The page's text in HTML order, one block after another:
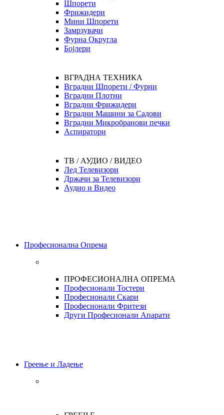
Шпорети
Фрижидери
Мини Шпорети
Замрзувачи
Фурна Округла
Бојлери
ВГРАДНА ТЕХНИКА
Вградни Шпорети / Фурни
Вградни Плотни
Вградни Фрижидери
Вградни Машини за Садови
Вградни Микробранови печки
Аспиратори
ТВ / АУДИО / ВИДЕО
Лед Телевизори
Држачи за Телевизори
Аудио и Видео
Професионална Опрема
ПРОФЕСИОНАЛНА ОПРЕМА
Професионали Тостери
Професионали Скари
Професионали Фритези
Други Професионали Апарати
Греење и Ладење